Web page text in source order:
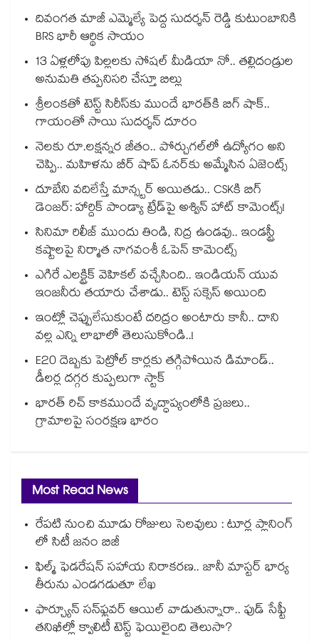
దివంగత మాజీ ఎమ్మెల్యే పెద్ద సుదర్శన్ రెడ్డి కుటుంబానికి
BRS భారీ ఆర్థిక సాయం
13 ఏళ్లలోపు పిల్లలకు సోషల్ మీడియా నో.. తల్లిదండ్రుల
అనుమతి తప్పనిసరి చేస్తూ బిల్లు
శ్రీలంకతో టెస్ట్ సిరీస్‌కు ముందే భారత్⁬కి బిగ్ షాక్..
గాయంతో సాయి సుదర్శన్ దూరం
నెలకు రూ.లక్షన్నర జీతం.. పోర్చుగల్⁭లో ఉద్యోగం అని
చెప్పి.. మహిళను బీర్ షాప్ ఓనర్⁭కు అమ్మేసిన ఏజెంట్స్
దూబేని వదిలేస్తే మాన్స్టర్ అయితడు.. CSKకి బిగ్
డెంజర్: హార్దిక్ పాండ్యా ట్రేడ్‌పై అశ్విన్ హాట్ కామెంట్స్!
సినిమా రిలీజ్ ముందు తిండి, నిద్ర ఉండవు.. ఇండస్ట్రీ
కష్టాలపై నిర్మాత నాగవంశీ ఓపెన్ కామెంట్స్
ఎగిరే ఎలక్ట్రిక్ వెహికల్ వచ్చేసింది.. ఇండియన్ యువ
ఇంజనీరు తయారు చేశాడు.. టెస్ట్ సక్సెస్ అయింది
ఇంట్లో చెప్పులేసుకుంటే దరిద్రం అంటారు కానీ.. దాని
వల్ల ఎన్ని లాభాలో తెలుసుకోండి..!
E20 దెబ్బకు పెట్రోల్ కార్లకు తగ్గిపోయిన డిమాండ్..
డీలర్ల దగ్గర కుప్పలుగా స్టాక్
భారత్ రిచ్ కాకముందే వృద్ధాప్యంలోకి ప్రజలు..
గ్రామాలపై సంరక్షణ భారం
Most Read News
రేపటి నుంచి మూడు రోజులు సెలవులు : టూర్ల ప్లానింగ్
లో సిటీ జనం బిజీ
ఫిల్మ్ ఫెడరేషన్ సహాయ నిరాకరణ.. జానీ మాస్టర్ భార్య
తీరును ఎండగడుతూ లేఖ
ఫార్చ్యూన్ సన్‌ఫ్లవర్ ఆయిల్ వాడుతున్నారా.. ఫుడ్ సేఫ్టీ
తనిఖీల్లో క్వాలిటీ టెస్ట్ ఫెయిలైంది తెలుసా?